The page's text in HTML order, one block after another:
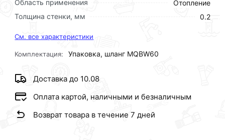
Область применения
Отопление
Толщина стенки, мм
0.2
См. все характеристики
Комплектация: Упаковка, шланг MQBW60
Доставка до 10.08
Оплата картой, наличными и безналичным
Возврат товара в течение 7 дней